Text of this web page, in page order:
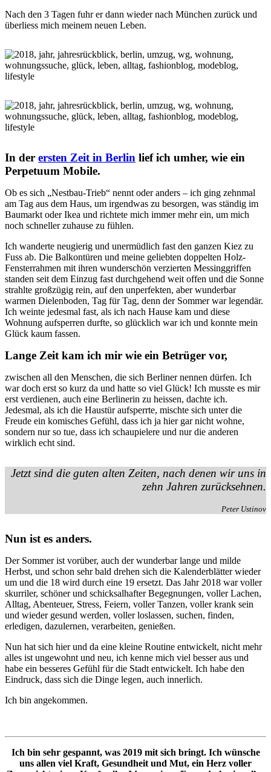
Nach den 3 Tagen fuhr er dann wieder nach München zurück und
überliess mich meinem neuen Leben.
In der ersten Zeit in Berlin lief ich umher, wie ein
Perpetuum Mobile.
Ob es sich „Nestbau-Trieb“ nennt oder anders – ich ging zehnmal
am Tag aus dem Haus, um irgendwas zu besorgen, was ständig im
Baumarkt oder Ikea und richtete mich immer mehr ein, um mich
noch schneller zuhause zu fühlen.
Ich wanderte neugierig und unermüdlich fast den ganzen Kiez zu
Fuss ab. Die Balkontüren und meine geliebten doppelten Holz-
Fensterrahmen mit ihren wunderschön verzierten Messinggriffen
standen seit dem Einzug fast durchgehend weit offen und die Sonne
strahlte großzügig rein, auf den unperfekten, aber wunderbar
warmen Dielenboden, Tag für Tag, denn der Sommer war legendär.
Ich weinte jedesmal fast, als ich nach Hause kam und diese
Wohnung aufsperren durfte, so glücklich war ich und konnte mein
Glück kaum fassen.
Lange Zeit kam ich mir wie ein Betrüger vor,
zwischen all den Menschen, die sich Berliner nennen dürfen. Ich
war doch erst so kurz da und hatte so viel Glück! Ich musste es mir
erst verdienen, auch eine Berlinerin zu heissen, dachte ich.
Jedesmal, als ich die Haustür aufsperrte, mischte sich unter die
Freude ein komisches Gefühl, dass ich ja hier gar nicht wohne,
sondern nur so tue, dass ich schaupielere und nur die anderen
wirklich echt sind.
Jetzt sind die guten alten Zeiten, nach denen wir uns in
zehn Jahren zurücksehnen.
Peter Ustinov
Nun ist es anders.
Der Sommer ist vorüber, auch der wunderbar lange und milde
Herbst, und schon sehr bald drehen sich die Kalenderblätter wieder
um und die 18 wird durch eine 19 ersetzt. Das Jahr 2018 war voller
skurriler, schöner und schicksalhafter Begegnungen, voller Lachen,
Alltag, Abenteuer, Stress, Feiern, voller Tanzen, voller krank sein
und wieder gesund werden, voller loslassen, suchen, finden,
erledigen, dazulernen, verarbeiten, genießen.
Nun hat sich hier und da eine kleine Routine entwickelt, nicht mehr
alles ist ungewohnt und neu, ich kenne mich viel besser aus und
habe ein besseres Gefühl für die Stadt entwickelt. Ich habe den
Eindruck, dass sich die Dinge legen, auch innerlich.
Ich bin angekommen.
Ich bin sehr gespannt, was 2019 mit sich bringt. Ich wünsche
uns allen viel Kraft, Gesundheit und Mut, ein Herz voller